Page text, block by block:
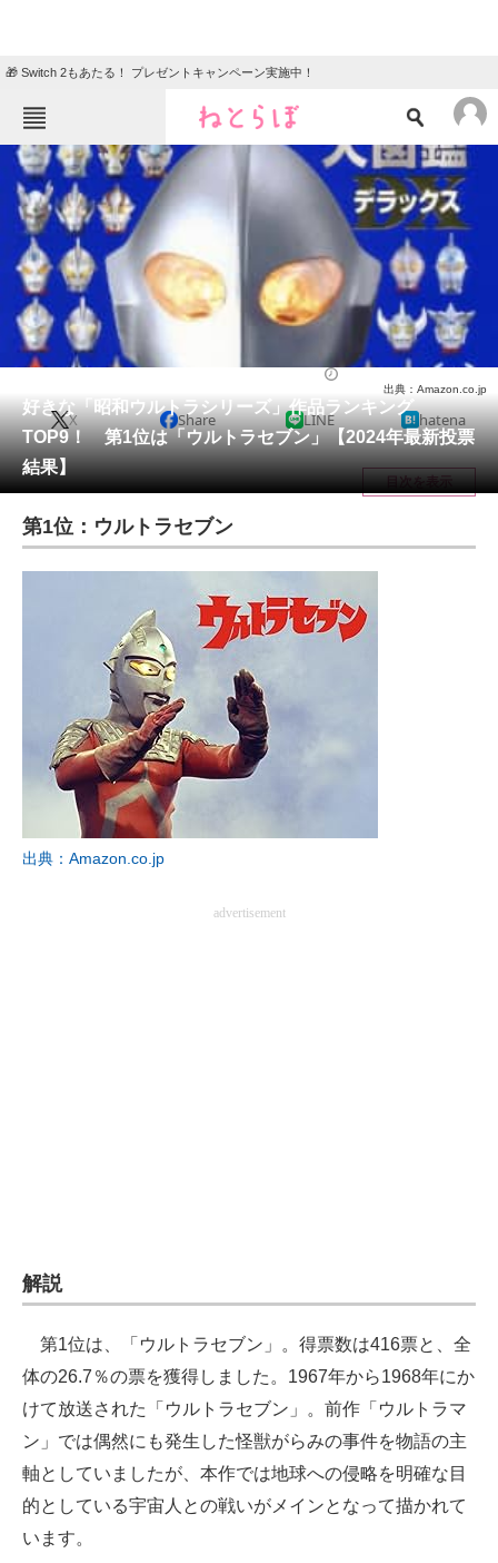
🎁 Switch 2もあたる！ プレゼントキャンペーン実施中！
ねとらぼメニュー
TOP
エンタメ
グルメ 地域
住まい 教育・育児
動物
会員記事
メディア
注目記事を集めた総合ページ
ITの今と未来を見通す
スマホと通信の最新トレンド
進化するPCとデバイスの未来
好きが集まる 比べて選べる
ビジネスと働き方のヒント
AI活用のいまが分かる
企業ITのトレンドを詳説
ちょっと気になるネットの話題
好きな「昭和ウルトラシリーズ」作品ランキング
TOP9！ 第1位は「ウルトラセブン」【2024年最新投票
結果】
出典：Amazon.co.jp
X Share LINE hatena
目次を表示
第1位：ウルトラセブン
出典：Amazon.co.jp
advertisement
解説
第1位は、「ウルトラセブン」。得票数は416票と、全
体の26.7％の票を獲得しました。1967年から1968年にか
けて放送された「ウルトラセブン」。前作「ウルトラマ
ン」では偶然にも発生した怪獣がらみの事件を物語の主
軸としていましたが、本作では地球への侵略を明確な目
的としている宇宙人との戦いがメインとなって描かれて
います。